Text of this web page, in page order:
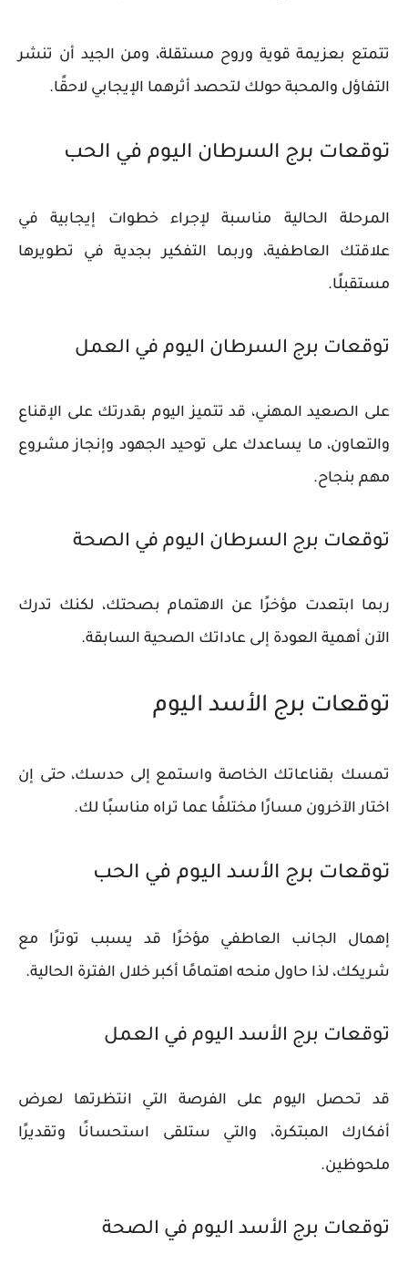
تتمتع بعزيمة قوية وروح مستقلة، ومن الجيد أن تنشر
التفاؤل والمحبة حولك لتحصد أثرهما الإيجابي لاحقًا.
توقعات برج السرطان اليوم في الحب
المرحلة الحالية مناسبة لإجراء خطوات إيجابية في
علاقتك العاطفية، وربما التفكير بجدية في تطويرها
مستقبلًا.
توقعات برج السرطان اليوم في العمل
على الصعيد المهني، قد تتميز اليوم بقدرتك على الإقناع
والتعاون، ما يساعدك على توحيد الجهود وإنجاز مشروع
مهم بنجاح.
توقعات برج السرطان اليوم في الصحة
ربما ابتعدت مؤخرًا عن الاهتمام بصحتك، لكنك تدرك
الآن أهمية العودة إلى عاداتك الصحية السابقة.
توقعات برج الأسد اليوم
تمسك بقناعاتك الخاصة واستمع إلى حدسك، حتى إن
اختار الآخرون مسارًا مختلفًا عما تراه مناسبًا لك.
توقعات برج الأسد اليوم في الحب
إهمال الجانب العاطفي مؤخرًا قد يسبب توترًا مع
شريكك، لذا حاول منحه اهتمامًا أكبر خلال الفترة الحالية.
توقعات برج الأسد اليوم في العمل
قد تحصل اليوم على الفرصة التي انتظرتها لعرض
أفكارك المبتكرة، والتي ستلقى استحسانًا وتقديرًا
ملحوظين.
توقعات برج الأسد اليوم في الصحة